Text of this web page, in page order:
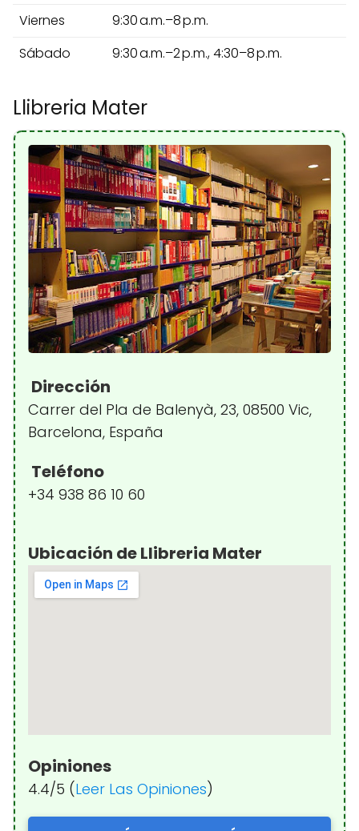
Viernes
9:30 a.m.–8 p.m.
Sábado
9:30 a.m.–2 p.m., 4:30–8 p.m.
Llibreria Mater
Dirección
Carrer del Pla de Balenyà, 23, 08500 Vic,
Barcelona, España
Teléfono
+34 938 86 10 60
Ubicación de Llibreria Mater
Opiniones
4.4/5 (Leer Las Opiniones)